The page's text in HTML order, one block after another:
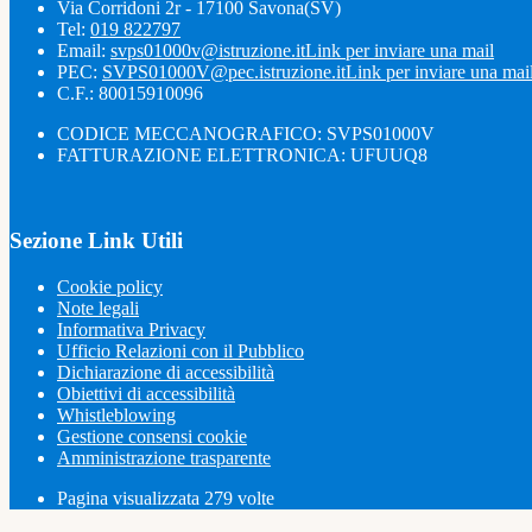
Via Corridoni 2r - 17100 Savona(SV)
Tel: 019 822797
Email: svps01000v@istruzione.itLink per inviare una mail
PEC: SVPS01000V@pec.istruzione.itLink per inviare una
C.F.: 80015910096
CODICE MECCANOGRAFICO: SVPS01000V
FATTURAZIONE ELETTRONICA: UFUUQ8
Sezione Link Utili
Cookie policy
Note legali
Informativa Privacy
Ufficio Relazioni con il Pubblico
Dichiarazione di accessibilità
Obiettivi di accessibilità
Whistleblowing
Gestione consensi cookie
Amministrazione trasparente
Pagina visualizzata 279 volte